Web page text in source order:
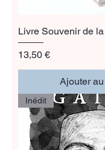
Livre Souvenir de
Prix
13,50 €
Ajouter
Inédit